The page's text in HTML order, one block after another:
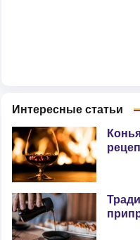
Интересные статьи